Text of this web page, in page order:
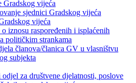
Gradskog vijeća
sjednici Gradskog vijeća
vijeća
o iznosu raspoređenih i isplaćenih
političkim strankama
članova/članica GV u vlasništvu
subjekta
za društvene djelatnosti, poslove